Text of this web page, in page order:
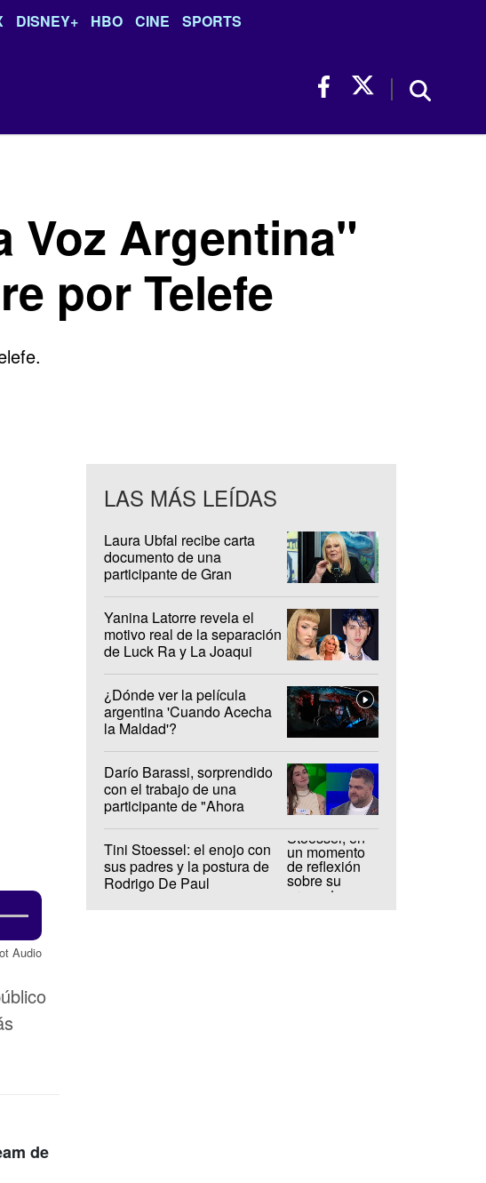
DISNEY+ HBO CINE SPORTS
Voz Argentina"
por Telefe
Audio
de
LAS MÁS LEÍDAS
Laura Ubfal recibe carta
documento de una
participante de Gran
Yanina Latorre revela el
motivo real de la separación
de Luck Ra y La Joaqui
¿Dónde ver la película
argentina 'Cuando Acecha
la Maldad'?
Darío Barassi, sorprendido
con el trabajo de una
participante de "Ahora
Tini Stoessel: el enojo con
sus padres y la postura de
Rodrigo De Paul